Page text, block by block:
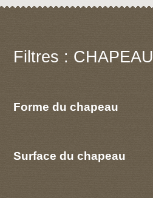
Filtres : CHAPEAU
Forme du chapeau
Surface du chapeau